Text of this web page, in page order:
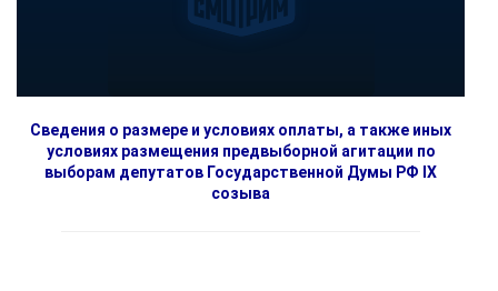
Сведения о размере и условиях оплаты, а также иных
условиях размещения предвыборной агитации по
выборам депутатов Государственной Думы РФ IX
созыва